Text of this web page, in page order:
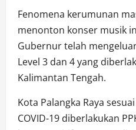
Fenomena kerumunan
menonton konser musik
Gubernur telah
Level 3 dan 4 yang
Kalimantan Tengah.
Kota Palangka Raya
COVID-19 diberlakukan